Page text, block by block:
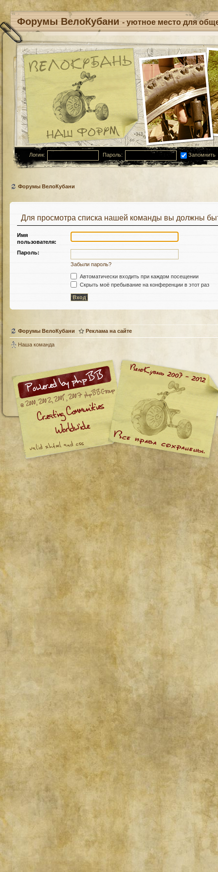
Форумы ВелоКубани - уютное место для
Логин: Пароль: Запомнить
Форумы ВелоКубани
Для просмотра списка нашей команды вы должны
Имя
пользователя:
Пароль:
Забыли пароль?
Автоматически входить при каждом посещении
Скрыть моё пребывание на конференции в этот раз
Форумы ВелоКубани Реклама на сайте
Наша команда